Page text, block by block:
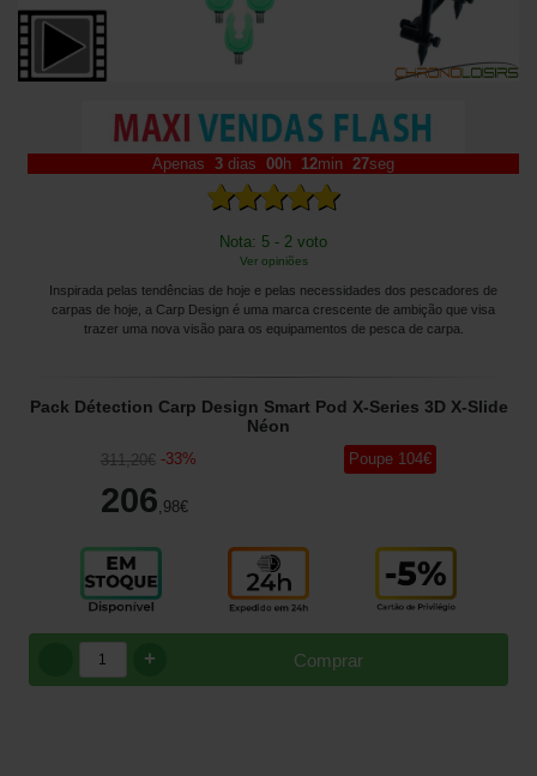
Apenas 3 dias 00h 12min 25seg
Nota: 5 - 2 voto
Ver opiniões
Inspirada pelas tendências de hoje e pelas necessidades dos pescadores de
carpas de hoje, a Carp Design é uma marca crescente de ambição que visa
trazer uma nova visão para os equipamentos de pesca de carpa.
Pack Détection Carp Design Smart Pod X-Series 3D X-Slide
Néon
311,20€ -33%
206,98€
Poupe 104€
Comprar
+